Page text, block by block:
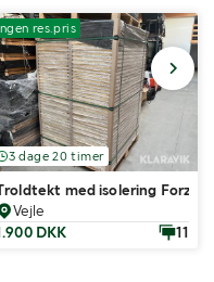
40 styk
res.pris
3 dage 20 timer
med isolering Forzes
Vejle
DKK
11